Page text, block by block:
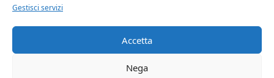
Gestisci servizi
Accetta
Nega
Valutazione del sito
Copyright © 2026 Rubano: AssociAzioni